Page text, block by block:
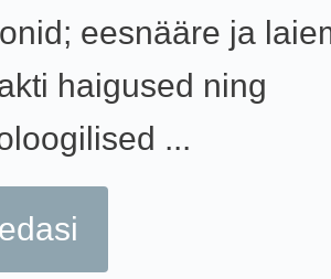
eesnääre ja
haigused ning
...